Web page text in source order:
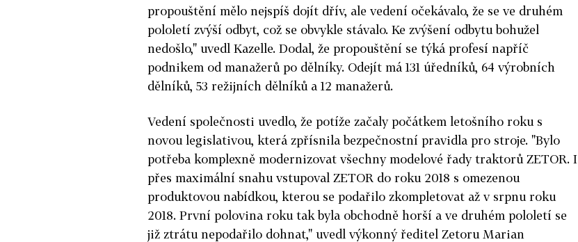
propouštění mělo nejspíš dojít dřív, ale vedení očekávalo, že se ve druhém
pololetí zvýší odbyt, což se obvykle stávalo. Ke zvýšení odbytu bohužel
nedošlo," uvedl Kazelle. Dodal, že propouštění se týká profesí napříč
podnikem od manažerů po dělníky. Odejít má 131 úředníků, 64 výrobních
dělníků, 53 režijních dělníků a 12 manažerů.
Vedení společnosti uvedlo, že potíže začaly počátkem letošního roku s
novou legislativou, která zpřísnila bezpečnostní pravidla pro stroje. "Bylo
potřeba komplexně modernizovat všechny modelové řady traktorů ZETOR. I
přes maximální snahu vstupoval ZETOR do roku 2018 s omezenou
produktovou nabídkou, kterou se podařilo zkompletovat až v srpnu roku
2018. První polovina roku tak byla obchodně horší a ve druhém pololetí se
již ztrátu nepodařilo dohnat," uvedl výkonný ředitel Zetoru Marian